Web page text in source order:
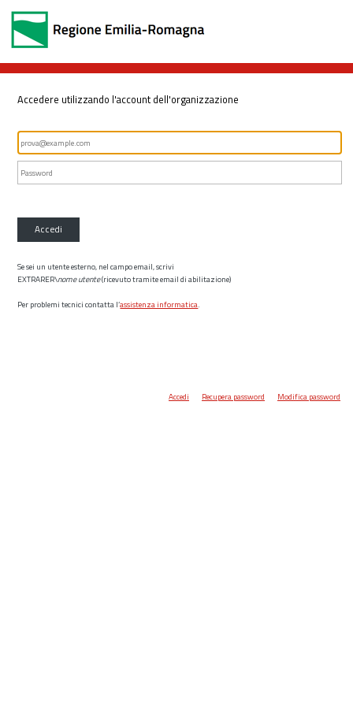
Accedere utilizzando l'account dell'organizzazione
Accedi
Se sei un utente esterno, nel campo email, scrivi
EXTRARER\nome utente(ricevuto tramite email di abilitazione)
Per problemi tecnici contatta l’assistenza informatica.
Accedi Recupera password Modifica password